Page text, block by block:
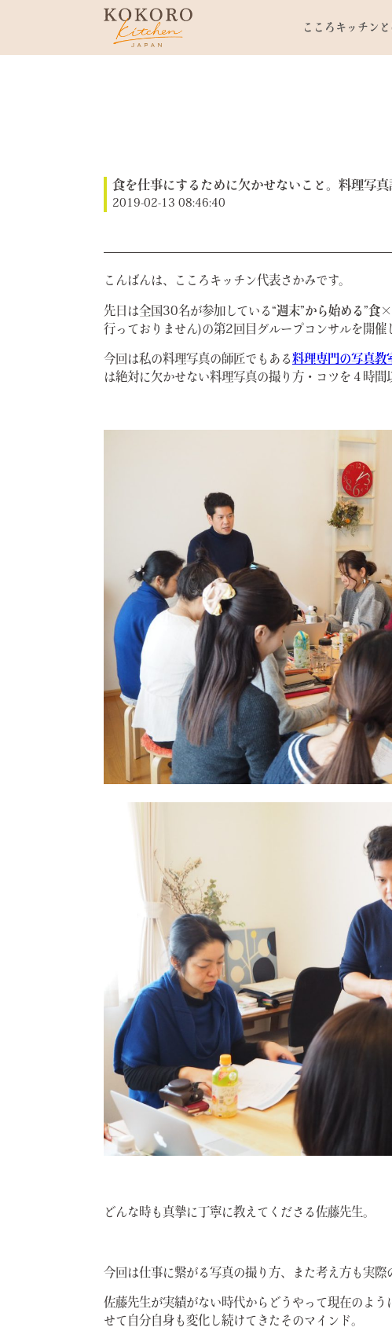
こころキッチンと
食を仕事にするために欠かせないこと。料理写
2019-02-13 08:46:40
こんばんは、こころキッチン代表さかみです。
先日は全国30名が参加している“週末”から始める”食
行っておりません)の第2回目グループコンサルを開催
今回は私の料理写真の師匠でもある料理専門の写真教
は絶対に欠かせない料理写真の撮り方・コツを４時間
どんな時も真摯に丁寧に教えてくださる佐藤先生。
今回は仕事に繋がる写真の撮り方、また考え方も実際
佐藤先生が実績がない時代からどうやって現在のよ
せて自分自身も変化し続けてきたそのマインド。